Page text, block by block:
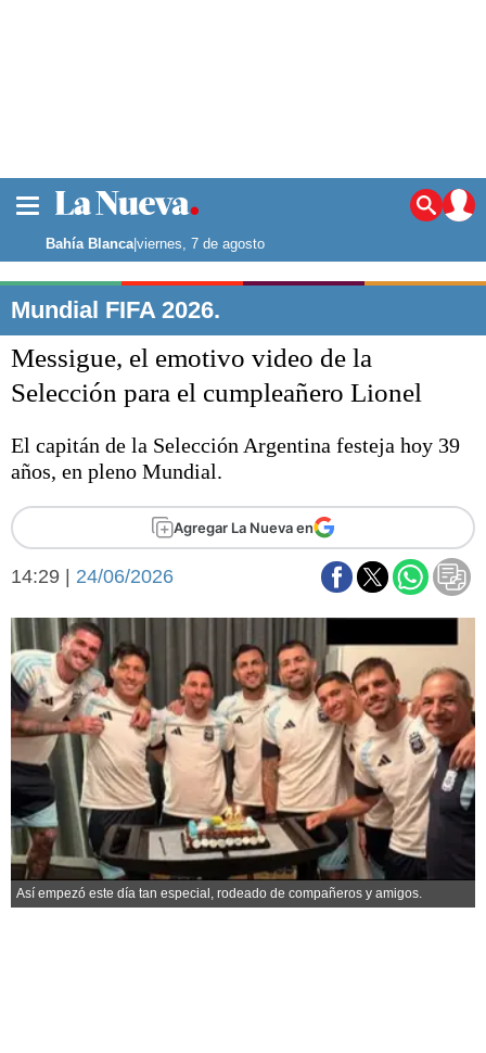
Noticias
La ciudad
Punta Alta
El país
El mundo
Seguridad
Opinión
Deportes
Escenario Olímpico
Fútbol
Cines
Economía y campo
Economía y finanzas
Con el campo
Espacio empresas
Sociedad y tiempo
libre
Sociedad
Tecnología
Turismo
Salud
Es viral
El tiempo
Bahía Blanca|viernes, 7 de agosto
Mundial FIFA 2026.
Messigue, el emotivo video de la
Selección para el cumpleañero Lionel
El capitán de la Selección Argentina festeja hoy 39
años, en pleno Mundial.
Agregar La Nueva en
14:29 | 24/06/2026
Así empezó este día tan especial, rodeado de compañeros y amigos.